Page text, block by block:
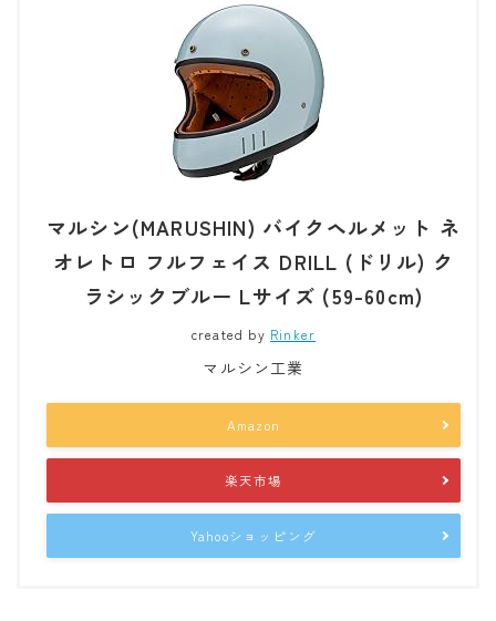
マルシン(MARUSHIN) バイクヘルメット ネ
オレトロ フルフェイス DRILL (ドリル) ク
ラシックブルー Lサイズ (59-60cm)
created by Rinker
マルシン工業
Amazon
楽天市場
Yahooショッピング